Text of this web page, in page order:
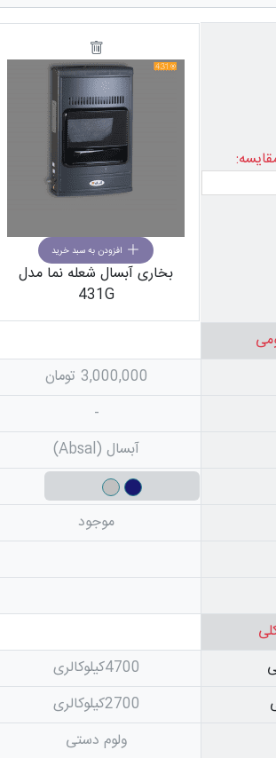
افزودن به سبد خرید
بخاری آبسال شعله نما مدل
431G
3,000,000 تومان
-
آبسال (Absal)
موجود
4700کیلوکالری
2700کیلوکالری
ولوم دستی